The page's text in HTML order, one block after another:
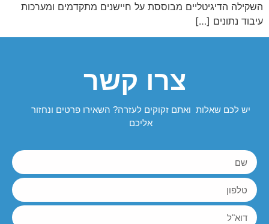
השקילה הדיגיטליים מבוססת על חיישנים מתקדמים ומערכות
עיבוד נתונים […]
צרו קשר
יש לכם שאלות ואתם זקוקים לעזרה? השאירו פרטים ונחזור
אליכם